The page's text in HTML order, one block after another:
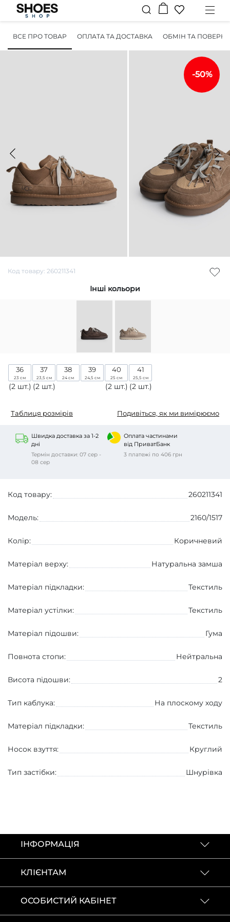
ВСЕ ПРО ТОВАР ОПЛАТА ТА ДОСТАВКА ОБМІН ТА
-50%
Код товару: 260211341
Інші кольори
36
23 см
(2 шт.)
37
23,5 см
(2 шт.)
38
24 см
39
24,5 см
40
25 см
(2 шт.)
41
25,5 см
(2 шт.)
Таблиця розмірів Подивіться, як ми вимірюємо
Швидка доставка за 1-2
дні
Термін доставки: 07 сер -
08 сер
Оплата частинами
від ПриватБанк
3 платежі по 406 грн
Код товару: 260211341
Модель: 2160/1517
Колір: Коричневий
Матеріал верху: Натуральна замша
Матеріал підкладки: Текстиль
Матеріал устілки: Текстиль
Матеріал підошви: Гума
Повнота стопи: Нейтральна
Висота підошви: 2
Тип каблука: На плоскому ходу
Матеріал підкладки: Текстиль
Носок взуття: Круглий
Тип застібки: Шнурівка
ІНФОРМАЦІЯ
КЛІЄНТАМ
ОСОБИСТИЙ КАБІНЕТ